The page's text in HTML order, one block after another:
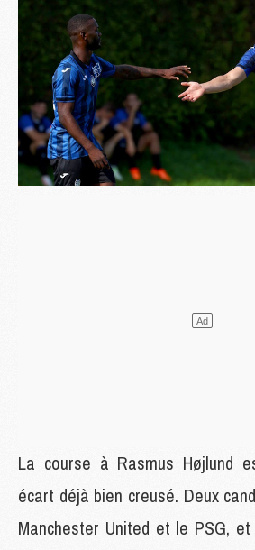
La course à Rasmus Højlund
écart déjà bien creusé. Deux
Manchester United et le PSG,